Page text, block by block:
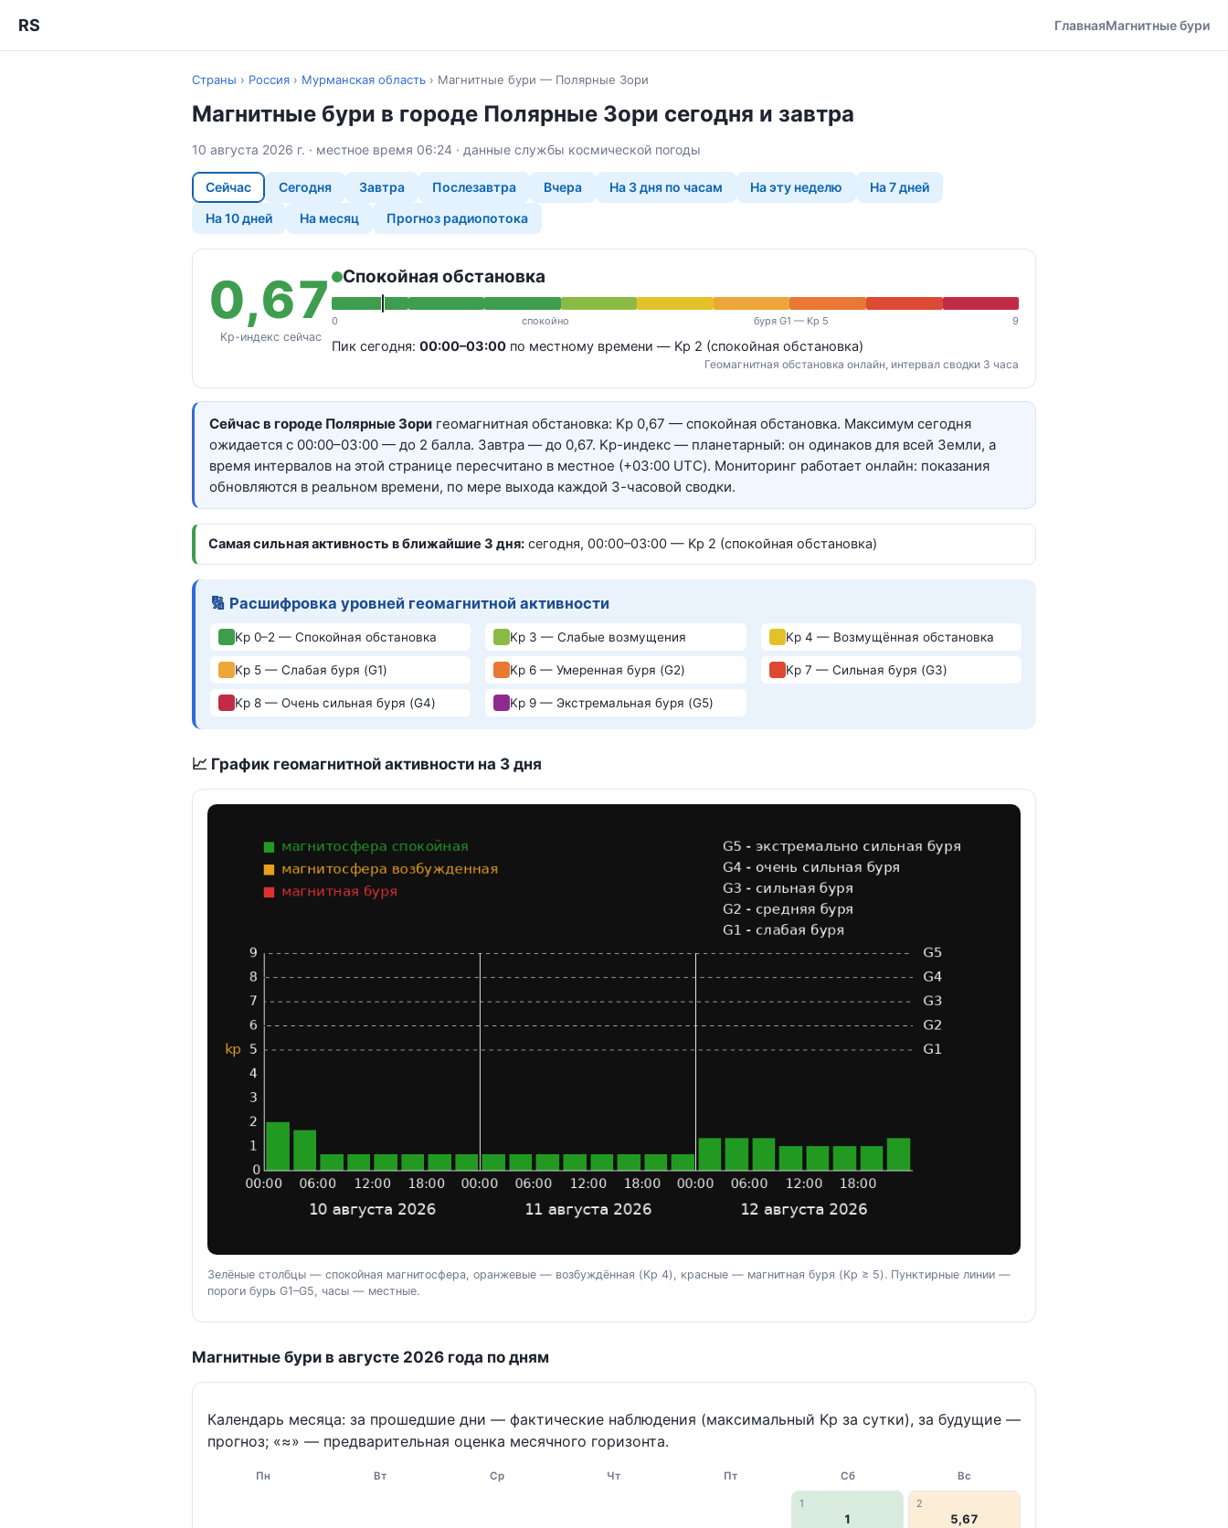
RS ГлавнаяМагнитные бури
Страны › Россия › Мурманская область › Магнитные бури — Полярные Зори
Магнитные бури в городе Полярные Зори сегодня и завтра
10 августа 2026 г. · местное время 06:24 · данные службы космической погоды
Сейчас Сегодня Завтра Послезавтра Вчера На 3 дня по часам На эту неделю
На 7 дней
На 10 дней
На месяц Прогноз радиопотока
0,67
Kp-индекс сейчас
Спокойная обстановка
0 спокойно буря G1 — Kp 5 9
Пик сегодня: 00:00–03:00 по местному времени — Kp 2 (спокойная обстановка)
Геомагнитная обстановка онлайн, интервал сводки 3 часа
Сейчас в городе Полярные Зори геомагнитная обстановка: Kp 0,67 — спокойная обстановка. Максимум сегодня
ожидается с 00:00–03:00 — до 2 балла. Завтра — до 0,67. Kp-индекс — планетарный: он одинаков для всей Земли, а
время интервалов на этой странице пересчитано в местное (+03:00 UTC). Мониторинг работает онлайн: показания
обновляются в реальном времени, по мере выхода каждой 3-часовой сводки.
Самая сильная активность в ближайшие 3 дня: сегодня, 00:00–03:00 — Kp 2 (спокойная обстановка)
🔢 Расшифровка уровней геомагнитной активности
Kp 0–2 — Спокойная обстановка Kp 3 — Слабые возмущения Kp 4 — Возмущённая обстановка
Kp 5 — Слабая буря (G1) Kp 6 — Умеренная буря (G2) Kp 7 — Сильная буря (G3)
Kp 8 — Очень сильная буря (G4) Kp 9 — Экстремальная буря (G5)
📈 График геомагнитной активности на 3 дня
Зелёные столбцы — спокойная магнитосфера, оранжевые — возбуждённая (Kp 4), красные — магнитная буря (Kp ≥ 5). Пунктирные линии —
пороги бурь G1–G5, часы — местные.
Магнитные бури в августе 2026 года по дням
Календарь месяца: за прошедшие дни — фактические наблюдения (максимальный Kp за сутки), за будущие —
прогноз; «≈» — предварительная оценка месячного горизонта.
Пн Вт Ср Чт Пт Сб Вс
1
1
2
5,67